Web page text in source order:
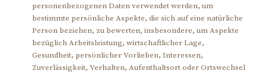
personenbezogenen Daten verwendet werden, um
bestimmte persönliche Aspekte, die sich auf eine natürliche
Person beziehen, zu bewerten, insbesondere, um Aspekte
bezüglich Arbeitsleistung, wirtschaftlicher Lage,
Gesundheit, persönlicher Vorlieben, Interessen,
Zuverlässigkeit, Verhalten, Aufenthaltsort oder Ortswechsel